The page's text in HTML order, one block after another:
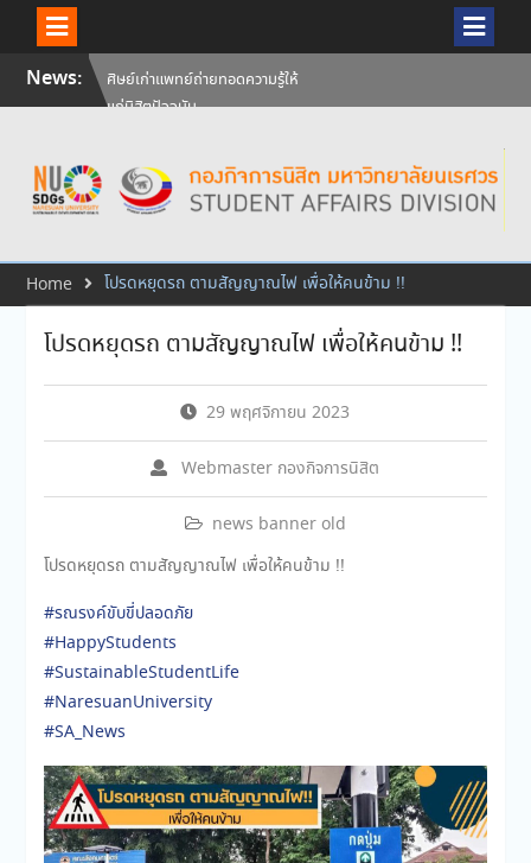
SkipNews:
ศิษย์เก่าแพทย์ถ่ายทอดความรู้ให้
แก่นิสิตปัจจุบัน
นเรศวร ครบรอบ 36 ปี 29
กรกฎาคม 2569
สัมภาษณ์นิสิตเพื่อพิจารณาเข้ารับ
ประจำปีการศึกษา 256
Home โปรดหยุดรถ ตามสัญญาณไฟ เพื่อให้คนข้าม !!
โปรดหยุดรถ ตามสัญญาณไฟ เพื่อให้คนข้าม !!
29 พฤศจิกายน 2023
Webmaster กองกิจการนิสิต
news banner old
โปรดหยุดรถ ตามสัญญาณไฟ เพื่อให้คนข้าม !!
#รณรงค์ขับขี่ปลอดภัย
#HappyStudents
#SustainableStudentLife
#NaresuanUniversity
#SA_News